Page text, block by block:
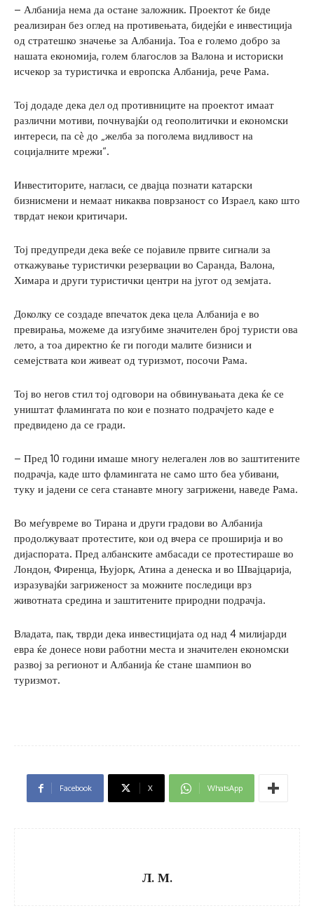
– Албанија нема да остане заложник. Проектот ќе биде
реализиран без оглед на противењата, бидејќи е инвестиција
од стратешко значење за Албанија. Тоа е големо добро за
нашата економија, голем благослов за Валона и историски
исчекор за туристичка и европска Албанија, рече Рама.
Тој додаде дека дел од противниците на проектот имаат
различни мотиви, почнувајќи од геополитички и економски
интереси, па сѐ до „желба за поголема видливост на
социјалните мрежи“.
Инвеститорите, нагласи, се двајца познати катарски
бизнисмени и немаат никаква поврзаност со Израел, како што
тврдат некои критичари.
Тој предупреди дека веќе се појавиле првите сигнали за
откажување туристички резервации во Саранда, Валона,
Химара и други туристички центри на југот од земјата.
Доколку се создаде впечаток дека цела Албанија е во
превирања, можеме да изгубиме значителен број туристи ова
лето, а тоа директно ќе ги погоди малите бизниси и
семејствата кои живеат од туризмот, посочи Рама.
Тој во негов стил тој одговори на обвинувањата дека ќе се
уништат фламингата по кои е познато подрачјето каде е
предвидено да се гради.
– Пред 10 години имаше многу нелегален лов во заштитените
подрачја, каде што фламингата не само што беа убивани,
туку и јадени се сега станавте многу загрижени, наведе Рама.
Во меѓувреме во Тирана и други градови во Албанија
продолжуваат протестите, кои од вчера се проширија и во
дијаспората. Пред албанските амбасади се протестираше во
Лондон, Фиренца, Њујорк, Атина а денеска и во Швајцарија,
изразувајќи загриженост за можните последици врз
животната средина и заштитените природни подрачја.
Владата, пак, тврди дека инвестицијата од над 4 милијарди
евра ќе донесе нови работни места и значителен економски
развој за регионот и Албанија ќе стане шампион во
туризмот.
Facebook X WhatsApp
Л. М.